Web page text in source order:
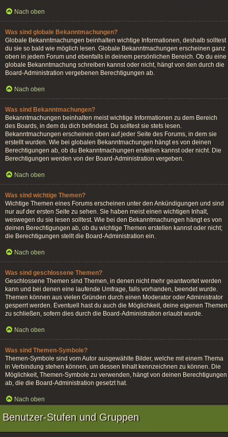
Nach oben
Was sind globale Bekanntmachungen?
Globale Bekanntmachungen beinhalten wichtige Informationen, deshalb solltest
du sie so bald wie möglich lesen. Globale Bekanntmachungen erscheinen ganz
oben in jedem Forum und ebenfalls in deinem persönlichen Bereich. Ob du eine
globale Bekanntmachung schreiben kannst oder nicht, hängt von den durch die
Board-Administration vergebenen Berechtigungen ab.
Nach oben
Was sind Bekanntmachungen?
Bekanntmachungen beinhalten meist wichtige Informationen zu dem Bereich
des Boards, in dem du dich befindest. Du solltest sie stets lesen.
Bekanntmachungen erscheinen oben auf jeder Seite des Forums, in dem sie
erstellt wurden. Wie bei globalen Bekanntmachungen hängt es von deinen
Berechtigungen ab, ob du Bekanntmachungen erstellen kannst oder nicht. Die
Berechtigungen werden von der Board-Administration vergeben.
Nach oben
Was sind wichtige Themen?
Wichtige Themen eines Forums erscheinen unter den Ankündigungen und sind
nur auf der ersten Seite zu sehen. Sie haben meist einen wichtigen Inhalt,
weswegen du sie lesen solltest. Wie bei den Bekanntmachungen hängt es von
deinen Berechtigungen ab, ob du wichtige Themen erstellen kannst oder nicht;
die Berechtigungen stellt die Board-Administration ein.
Nach oben
Was sind geschlossene Themen?
Geschlossene Themen sind Themen, in denen nicht mehr geantwortet werden
kann und bei denen eine laufende Umfrage, falls vorhanden, beendet wurde.
Themen können aus vielen Gründen durch einen Moderator oder Administrator
gesperrt werden. Eventuell hast du auch die Möglichkeit, deine eigenen Themen
zu schließen, sofern dies durch die Board-Administration erlaubt wurde.
Nach oben
Was sind Themen-Symbole?
Themen-Symbole sind vom Autor ausgewählte Bilder, welche mit einem Thema
in Verbindung stehen können, um dessen Inhalt kennzeichnen zu können. Die
Möglichkeit, Themen-Symbole zu verwenden, hängt von deinen Berechtigungen
ab, die die Board-Administration gesetzt hat.
Nach oben
Benutzer-Stufen und Gruppen